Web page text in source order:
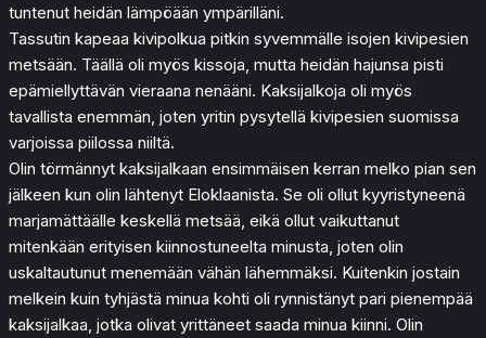
tuntenut heidän lämpöään ympärilläni.
Tassutin kapeaa kivipolkua pitkin syvemmälle isojen kivipesien
metsään. Täällä oli myös kissoja, mutta heidän hajunsa pisti
epämiellyttävän vieraana nenääni. Kaksijalkoja oli myös
tavallista enemmän, joten yritin pysytellä kivipesien suomissa
varjoissa piilossa niiltä.
Olin törmännyt kaksijalkaan ensimmäisen kerran melko pian sen
jälkeen kun olin lähtenyt Eloklaanista. Se oli ollut kyyristyneenä
marjamättäälle keskellä metsää, eikä ollut vaikuttanut
mitenkään erityisen kiinnostuneelta minusta, joten olin
uskaltautunut menemään vähän lähemmäksi. Kuitenkin jostain
melkein kuin tyhjästä minua kohti oli rynnistänyt pari pienempää
kaksijalkaa, jotka olivat yrittäneet saada minua kiinni. Olin